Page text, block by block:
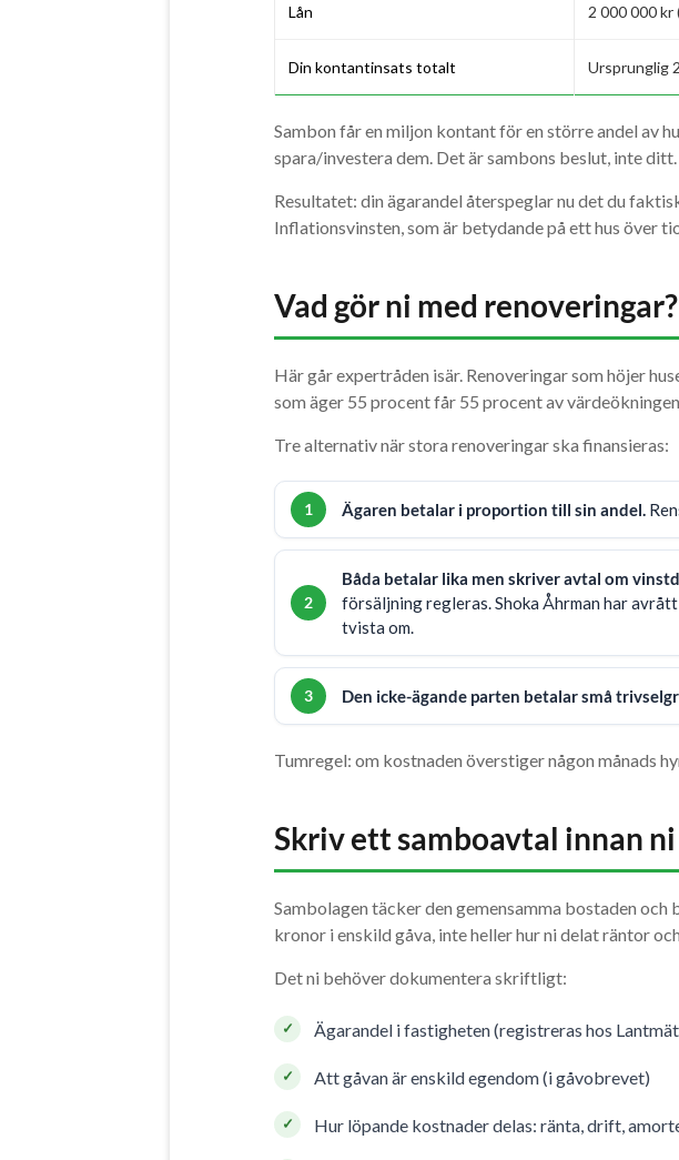
Lån 2 000 000 kr
Din kontantinsats totalt Ursprunglig
Sambon får en miljon kontant för en större andel av
spara/investera dem. Det är sambons beslut, inte ditt.
Resultatet: din ägarandel återspeglar nu det du
Inflationsvinsten, som är betydande på ett hus över
Vad gör ni med renoveringar?
Här går expertråden isär. Renoveringar som höjer
som äger 55 procent får 55 procent av
Tre alternativ när stora renoveringar ska finansieras:
Ägaren betalar i proportion till sin andel.
Båda betalar lika men skriver avtal om
försäljning regleras. Shoka Åhrman har
tvista om.
Den icke-ägande parten betalar små
Tumregel: om kostnaden överstiger någon månads
Skriv ett samboavtal innan
Sambolagen täcker den gemensamma bostaden
kronor i enskild gåva, inte heller hur ni delat räntor
Det ni behöver dokumentera skriftligt:
Ägarandel i fastigheten (registreras hos
Att gåvan är enskild egendom (i gåvobrevet)
Hur löpande kostnader delas: ränta, drift,